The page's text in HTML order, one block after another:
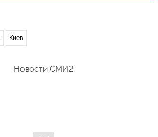
Киев
Новости СМИ2